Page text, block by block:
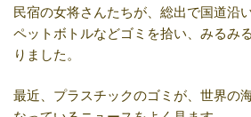
民宿の女将さんたちが、総出で国道沿
ペットボトルなどゴミを拾い、みるみ
りました。
最近、プラスチックのゴミが、世界の